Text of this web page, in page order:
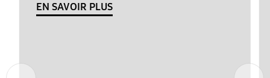
EN SAVOIR PLUS